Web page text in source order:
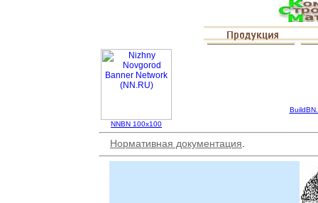
NNBN 100x100
Нормативная документация